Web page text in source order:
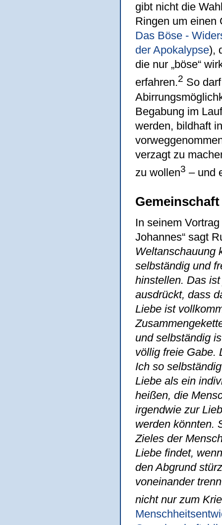
gibt nicht die
Ringen um einen
Das Böse -
der Apokalypse),
die nur „böse“
erfahren.2 So
Begabung im
werden, bildhaft
verzagt zu
zu wollen3 – und
In seinem
Johannes“ sagt
Weltanschauung
selbständig und
hinstellen. Das
ausdrückt, dass
Liebe ist
und selbständig
völlig freie Gabe.
Ich so
Liebe als ein
heißen, die
irgendwie zur
werden könnten.
Zieles der
Liebe findet,
den Abgrund
voneinander
nicht nur zum